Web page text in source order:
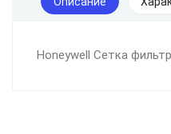
Honeywell Сетка